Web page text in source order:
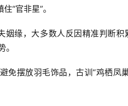
“官非星”。
姻缘，大多数人反因精准判断积
免摆放羽毛饰品，古训“鸡栖凤